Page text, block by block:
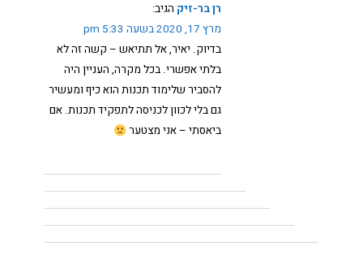
רן בר-זיק הגיב:
מרץ 17, 2020 בשעה 5:33 pm
בדיוק. יאיר, אל תתיאש – קשה זה לא
בלתי אפשרי. בכל מקרה, העניין היה
להסביר שלימוד תכנות הוא כיף ומעשיר
גם בלי לכוון לכניסה לתפקיד תכנות. אם
ביאסתי – אני מצטער